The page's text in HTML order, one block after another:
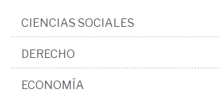
CIENCIAS SOCIALES
DERECHO
ECONOMÍA